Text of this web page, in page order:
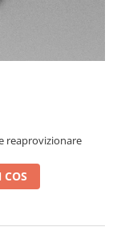
reaprovizionare